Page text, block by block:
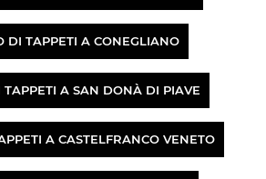
DI TAPPETI A CONEGLIANO
TAPPETI A SAN DONÀ DI PIAVE
A CASTELFRANCO VENETO